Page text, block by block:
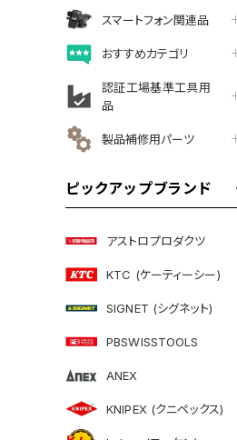
スマートフォン関連品
おすすめカテゴリ
認証工場基準工具用
品
製品補修用パーツ
ピックアップブランド
アストロプロダクツ
KTC (ケーティーシー)
SIGNET (シグネット)
PBSWISSTOOLS
ANEX
KNIPEX (クニペックス)